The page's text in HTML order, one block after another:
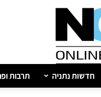
נתניה
חדשות נתניה תרבות